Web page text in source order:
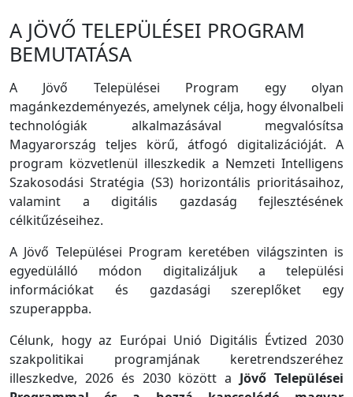
A JÖVŐ TELEPÜLÉSEI PROGRAM
BEMUTATÁSA
A Jövő Települései Program egy olyan
magánkezdeményezés, amelynek célja, hogy élvonalbeli
technológiák alkalmazásával megvalósítsa
Magyarország teljes körű, átfogó digitalizációját. A
program közvetlenül illeszkedik a Nemzeti Intelligens
Szakosodási Stratégia (S3) horizontális prioritásaihoz,
valamint a digitális gazdaság fejlesztésének
célkitűzéseihez.
A Jövő Települései Program keretében világszinten is
egyedülálló módon digitalizáljuk a települési
információkat és gazdasági szereplőket egy
szuperappba.
Célunk, hogy az Európai Unió Digitális Évtized 2030
szakpolitikai programjának keretrendszeréhez
illeszkedve, 2026 és 2030 között a Jövő Települései